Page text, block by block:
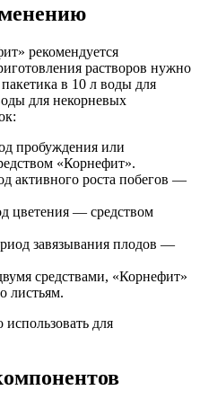
рекомендуется
растворов нужно
в 10 л воды для
для некорневых
пробуждения или
«Корнефит».
активного роста побегов —
цветения — средством
завязывания плодов —
средствами, «Корнефит»
листьям.
для